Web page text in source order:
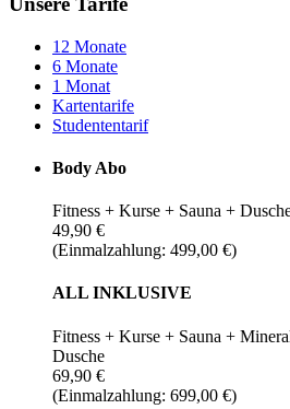
12 Monate
6 Monate
1 Monat
Kartentarife
Studententarif
Body Abo
Fitness + Kurse + Sauna +
49,90 €
(Einmalzahlung: 499,00 €)
ALL INKLUSIVE
Fitness + Kurse + Sauna +
Dusche
69,90 €
(Einmalzahlung: 699,00 €)